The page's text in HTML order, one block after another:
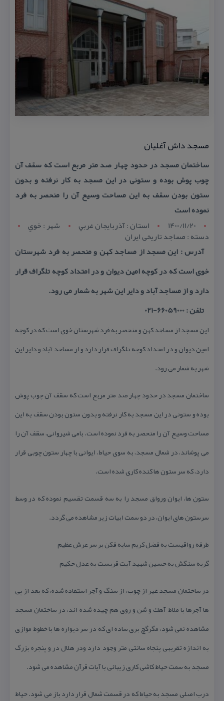
مسجد داش آغلیان
ساختمان مسجد در حدود چهار صد متر مربع است كه سقف آن
چوب پوش بوده و ستونی در این مسجد به كار نرفته و بدون
ستون بودن سقف به این مساحت وسیع آن را منحصر به فرد
نموده است
1400/11/20
استان : آذربايجان غربي شهر : خوي
دسته : مساجد تاریخی ایران
آدرس : این مسجد از مساجد كهن و منحصر به فرد شهرستان
خوی است كه در كوچه امین دیوان و در امتداد كوچه تلگراف قرار
دارد و از مساجد آباد و دایر این شهر به شمار می رود.
تلفن : 66059000-021
این مسجد از مساجد كهن و منحصر به فرد شهرستان خوی است كه در كوچه
امین دیوان و در امتداد كوچه تلگراف قرار دارد و از مساجد آباد و دایر این
شهر به شمار می رود.
ساختمان مسجد در حدود چهار صد متر مربع است كه سقف آن چوب پوش
بوده و ستونی در این مسجد به كار نرفته و بدون ستون بودن سقف به این
مساحت وسیع آن را منحصر به فرد نموده است، بامی شیروانی، سقف آن را
می پوشاند، در شمال مسجد، به سوی حیاط، ایوانی با چهار ستون چوبی قرار
دارد، كه سر ستون ها كنده كاری شده است.
ستون ها، ایوان ورواق مسجد را به سه قسمت تقسیم نموده كه در وسط
سرستون های ایوان، در دو سمت ابیات زیر مشاهده می گردد.
طرفه رواقیست به فضل كریم سایه فكن بر سر عرش عظیم
گریه سنگش به حسین شهید آیت قربست به عدل حكیم
در ساختمان مسجد غیر از چوب، از سنگ و آجر استفاده شده، كه بعد از پی
ها آجرها با ملاط آهك و شن و روی هم چیده شده اند، در ساختمان مسجد
مشاهده نمی شود، مگرگچ بری ساده ای كه در سر دیواره ها با خطوط موازی
به اندازه تقریبی پنجاه سانتی متر وجود دارد ودر هلال در و پنجره بزرگ
مسجد به سمت حیاط كاشی كاری زیبائی با آیات قرآن مشاهده می شود.
درب اصلی مسجد به حیاط كه در قسمت شمال قرار دارد باز می شود. حیاط